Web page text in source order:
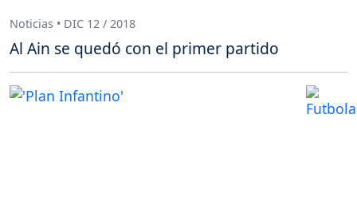
Noticias • DIC 12 / 2018
Al Ain se quedó con el primer partido